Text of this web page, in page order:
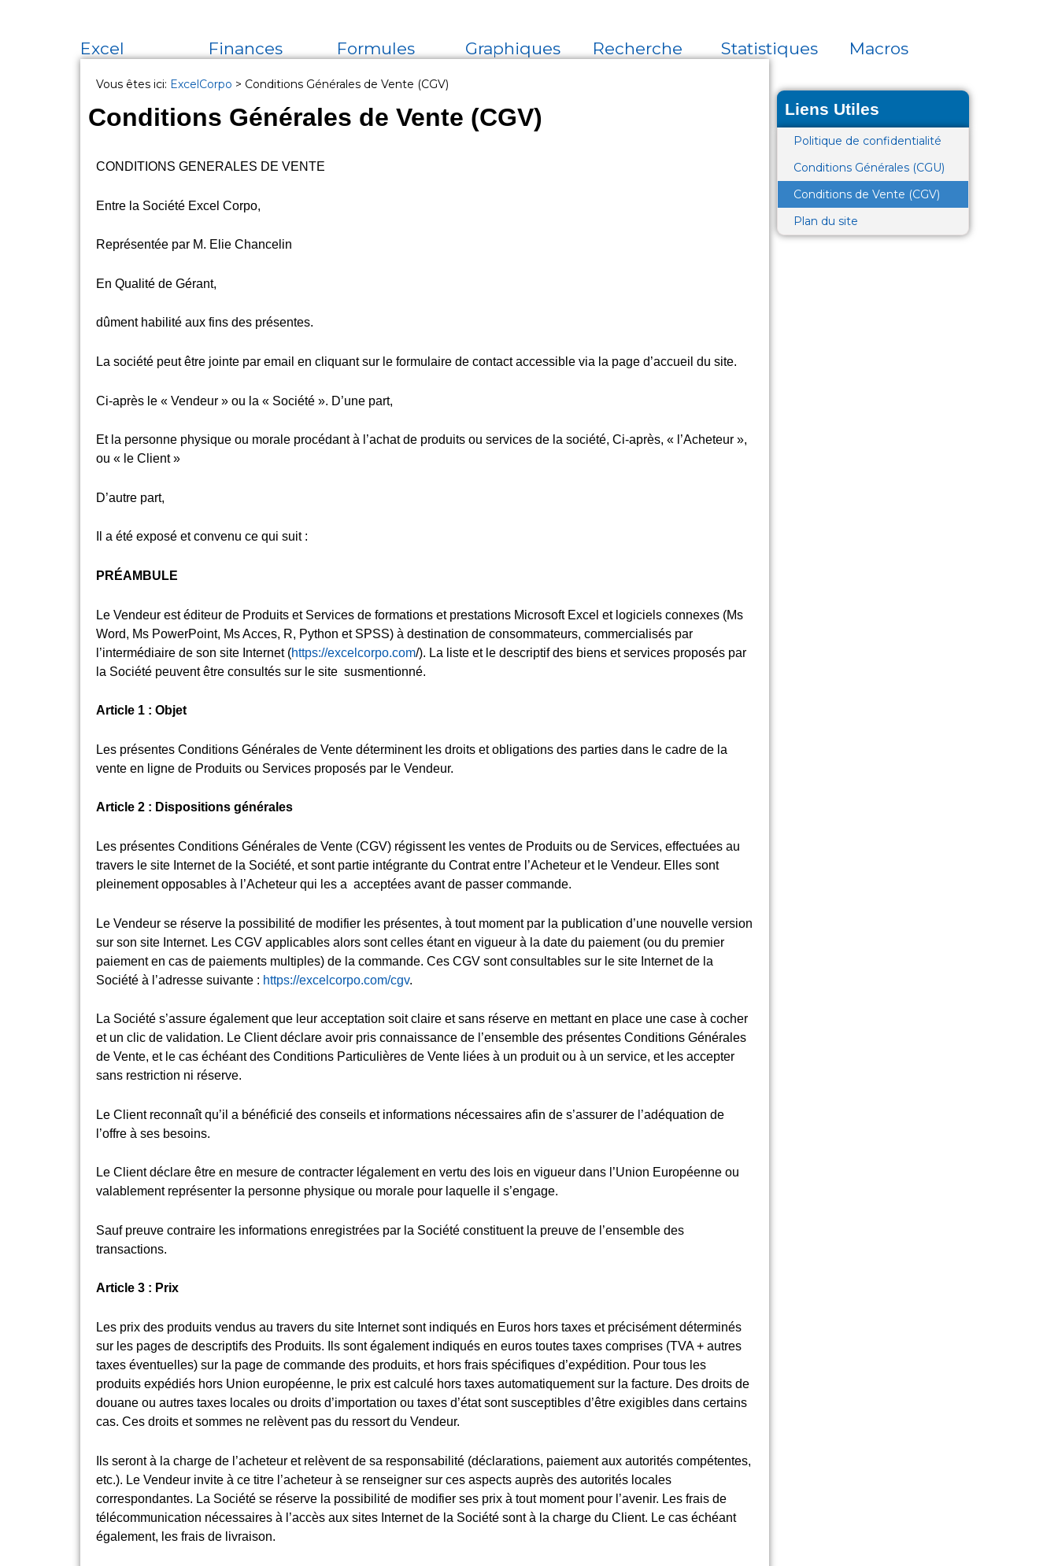
Excel Finances Formules Graphiques Recherche Statistiques Macros
Vous êtes ici: ExcelCorpo > Conditions Générales de Vente (CGV)
Conditions Générales de Vente (CGV)
CONDITIONS GENERALES DE VENTE
Entre la Société Excel Corpo,
Représentée par M. Elie Chancelin
En Qualité de Gérant,
dûment habilité aux fins des présentes.
La société peut être jointe par email en cliquant sur le formulaire de contact accessible via la page d’accueil du site.
Ci-après le « Vendeur » ou la « Société ». D’une part,
Et la personne physique ou morale procédant à l’achat de produits ou services de la société, Ci-après, « l’Acheteur »,
ou « le Client »
D’autre part,
Il a été exposé et convenu ce qui suit :
PRÉAMBULE
Le Vendeur est éditeur de Produits et Services de formations et prestations Microsoft Excel et logiciels connexes (Ms
Word, Ms PowerPoint, Ms Acces, R, Python et SPSS) à destination de consommateurs, commercialisés par
l’intermédiaire de son site Internet (https://excelcorpo.com/). La liste et le descriptif des biens et services proposés par
la Société peuvent être consultés sur le site susmentionné.
Article 1 : Objet
Les présentes Conditions Générales de Vente déterminent les droits et obligations des parties dans le cadre de la
vente en ligne de Produits ou Services proposés par le Vendeur.
Article 2 : Dispositions générales
Les présentes Conditions Générales de Vente (CGV) régissent les ventes de Produits ou de Services, effectuées au
travers le site Internet de la Société, et sont partie intégrante du Contrat entre l’Acheteur et le Vendeur. Elles sont
pleinement opposables à l’Acheteur qui les a acceptées avant de passer commande.
Le Vendeur se réserve la possibilité de modifier les présentes, à tout moment par la publication d’une nouvelle version
sur son site Internet. Les CGV applicables alors sont celles étant en vigueur à la date du paiement (ou du premier
paiement en cas de paiements multiples) de la commande. Ces CGV sont consultables sur le site Internet de la
Société à l’adresse suivante : https://excelcorpo.com/cgv.
La Société s’assure également que leur acceptation soit claire et sans réserve en mettant en place une case à cocher
et un clic de validation. Le Client déclare avoir pris connaissance de l’ensemble des présentes Conditions Générales
de Vente, et le cas échéant des Conditions Particulières de Vente liées à un produit ou à un service, et les accepter
sans restriction ni réserve.
Le Client reconnaît qu’il a bénéficié des conseils et informations nécessaires afin de s’assurer de l’adéquation de
l’offre à ses besoins.
Le Client déclare être en mesure de contracter légalement en vertu des lois en vigueur dans l’Union Européenne ou
valablement représenter la personne physique ou morale pour laquelle il s’engage.
Sauf preuve contraire les informations enregistrées par la Société constituent la preuve de l’ensemble des
transactions.
Article 3 : Prix
Les prix des produits vendus au travers du site Internet sont indiqués en Euros hors taxes et précisément déterminés
sur les pages de descriptifs des Produits. Ils sont également indiqués en euros toutes taxes comprises (TVA + autres
taxes éventuelles) sur la page de commande des produits, et hors frais spécifiques d’expédition. Pour tous les
produits expédiés hors Union européenne, le prix est calculé hors taxes automatiquement sur la facture. Des droits de
douane ou autres taxes locales ou droits d’importation ou taxes d’état sont susceptibles d’être exigibles dans certains
cas. Ces droits et sommes ne relèvent pas du ressort du Vendeur.
Ils seront à la charge de l’acheteur et relèvent de sa responsabilité (déclarations, paiement aux autorités compétentes,
etc.). Le Vendeur invite à ce titre l’acheteur à se renseigner sur ces aspects auprès des autorités locales
correspondantes. La Société se réserve la possibilité de modifier ses prix à tout moment pour l’avenir. Les frais de
télécommunication nécessaires à l’accès aux sites Internet de la Société sont à la charge du Client. Le cas échéant
également, les frais de livraison.
Liens Utiles
Politique de confidentialité
Conditions Générales (CGU)
Conditions de Vente (CGV)
Plan du site